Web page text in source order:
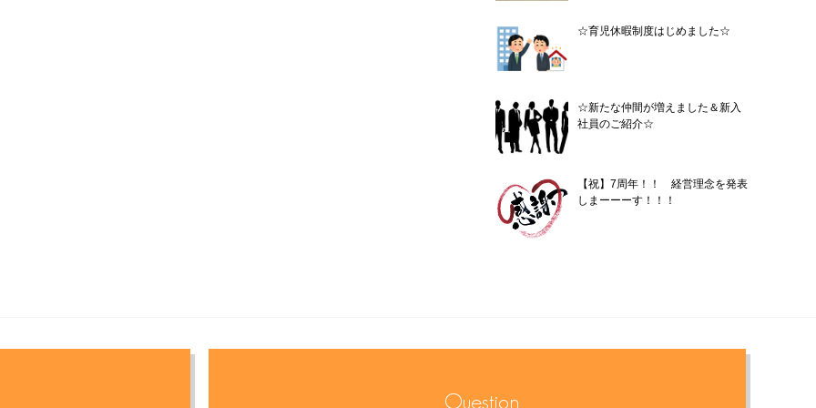
☆育児休暇制度はじめました☆
☆新たな仲間が増えました＆新入
社員のご紹介☆
【祝】7周年！！ 経営理念を発表
しまーーーす！！！
Question